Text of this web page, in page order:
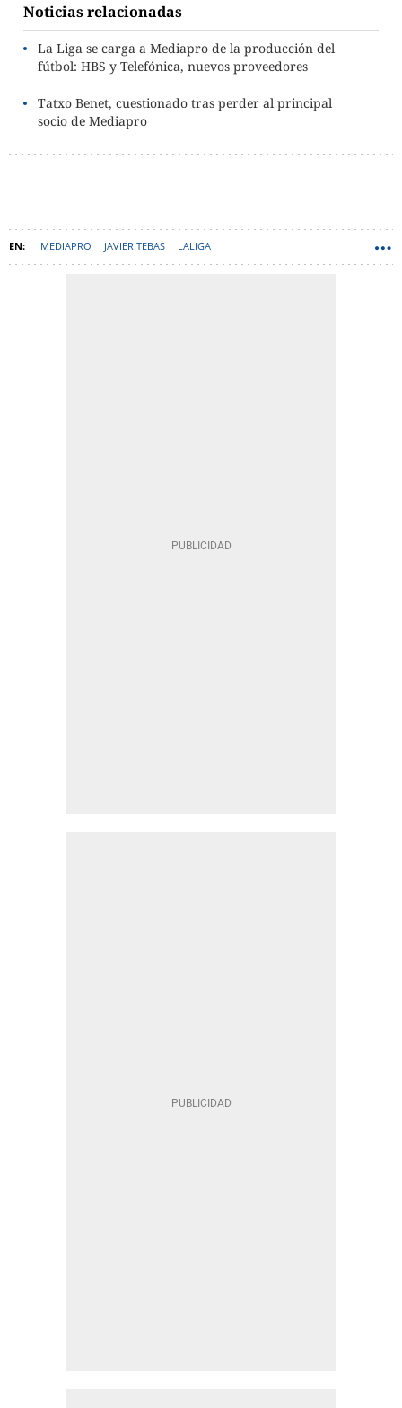
Noticias relacionadas
La Liga se carga a Mediapro de la producción del
fútbol: HBS y Telefónica, nuevos proveedores
Tatxo Benet, cuestionado tras perder al principal
socio de Mediapro
MEDIAPRO JAVIER TEBAS LALIGA